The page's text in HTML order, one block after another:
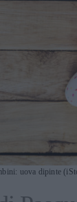
uova dipinte